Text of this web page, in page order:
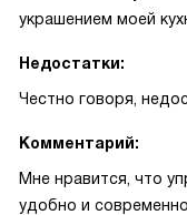
украшением моей
Недостатки:
Честно говоря,
Комментарий:
Мне нравится, что
удобно и